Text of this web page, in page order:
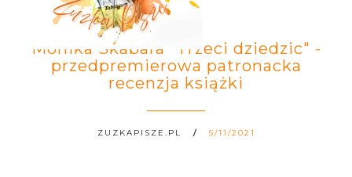
Monika Skabara "Trzeci dziedzic" -
przedpremierowa patronacka
recenzja książki
ZUZKAPISZE.PL 5/11/2021